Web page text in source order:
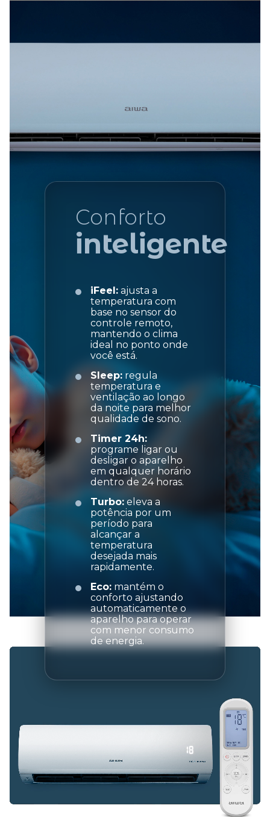
Conforto
inteligente
iFeel: ajusta a
temperatura com
base no sensor do
controle remoto,
mantendo o clima
ideal no ponto onde
você está.
Sleep: regula
temperatura e
ventilação ao longo
da noite para melhor
qualidade de sono.
Timer 24h:
programe ligar ou
desligar o aparelho
em qualquer horário
dentro de 24 horas.
Turbo: eleva a
potência por um
período para
alcançar a
temperatura
desejada mais
rapidamente.
Eco: mantém o
conforto ajustando
automaticamente o
aparelho para operar
com menor consumo
de energia.